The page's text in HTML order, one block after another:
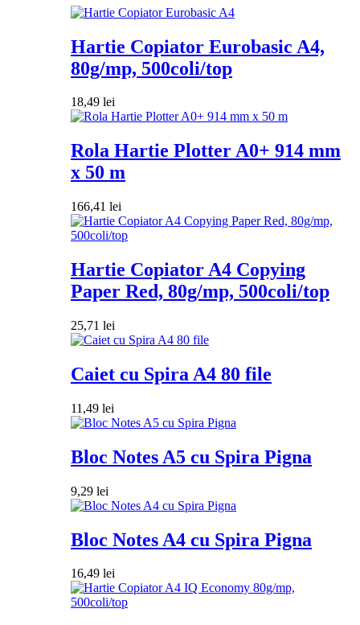
Hartie Copiator Eurobasic A4,
80g/mp, 500coli/top
18,49 lei
Rola Hartie Plotter A0+ 914 mm
x 50 m
166,41 lei
Hartie Copiator A4 Copying
Paper Red, 80g/mp, 500coli/top
25,71 lei
Caiet cu Spira A4 80 file
11,49 lei
Bloc Notes A5 cu Spira Pigna
9,29 lei
Bloc Notes A4 cu Spira Pigna
16,49 lei